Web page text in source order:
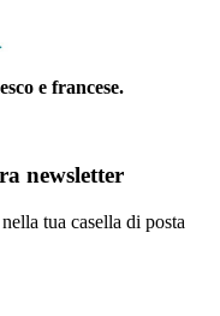
e francese.
newsletter
tua casella di posta